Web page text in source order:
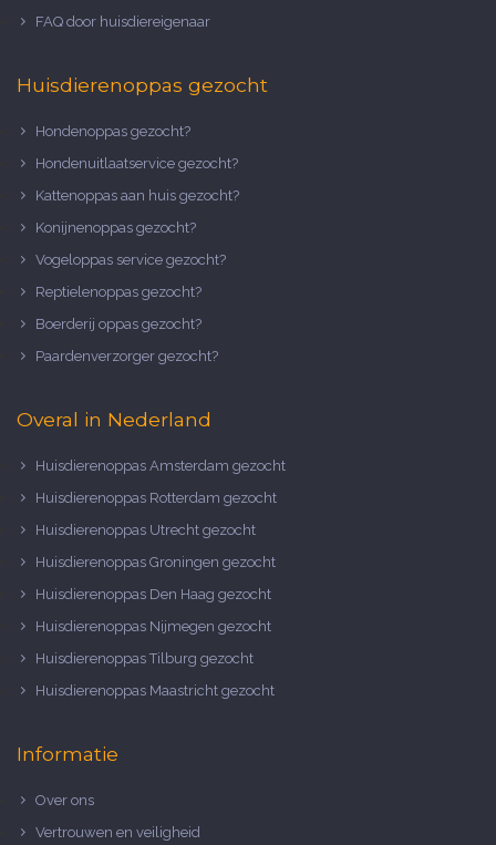
FAQ door huisdiereigenaar
Huisdierenoppas gezocht
Hondenoppas gezocht?
Hondenuitlaatservice gezocht?
Kattenoppas aan huis gezocht?
Konijnenoppas gezocht?
Vogeloppas service gezocht?
Reptielenoppas gezocht?
Boerderij oppas gezocht?
Paardenverzorger gezocht?
Overal in Nederland
Huisdierenoppas Amsterdam gezocht
Huisdierenoppas Rotterdam gezocht
Huisdierenoppas Utrecht gezocht
Huisdierenoppas Groningen gezocht
Huisdierenoppas Den Haag gezocht
Huisdierenoppas Nijmegen gezocht
Huisdierenoppas Tilburg gezocht
Huisdierenoppas Maastricht gezocht
Informatie
Over ons
Vertrouwen en veiligheid